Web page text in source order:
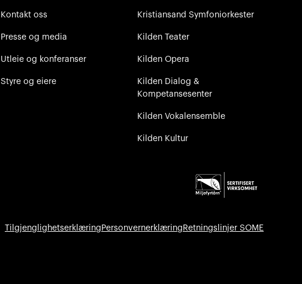
Kontakt oss
Presse og media
Utleie og konferanser
Styre og eiere
Kristiansand Symfoniorkester
Kilden Teater
Kilden Opera
Kilden Dialog &
Kompetansesenter
Kilden Vokalensemble
Kilden Kultur
Tilgjenglighetserklæring Personvernerklæring Retningslinjer SOME